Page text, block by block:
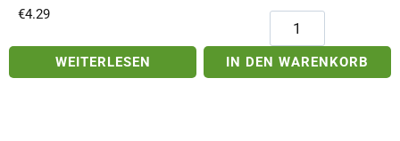
€4.29
WEITERLESEN
Maci
Instant
Kaffee
Menge
IN DEN WARENKORB